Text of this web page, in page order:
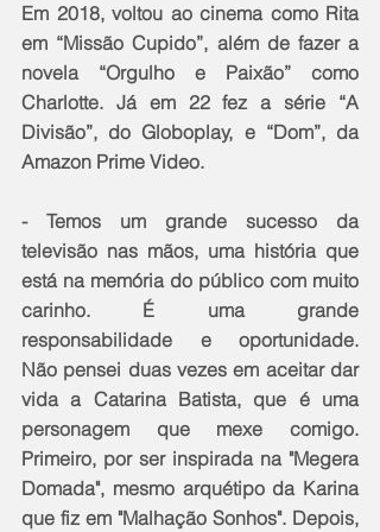
Em 2018, voltou ao cinema como Rita
em “Missão Cupido”, além de fazer a
novela “Orgulho e Paixão” como
Charlotte. Já em 22 fez a série “A
Divisão”, do Globoplay, e “Dom”, da
Amazon Prime Video.
- Temos um grande sucesso da
televisão nas mãos, uma história que
está na memória do público com muito
carinho. É uma grande
responsabilidade e oportunidade.
Não pensei duas vezes em aceitar dar
vida a Catarina Batista, que é uma
personagem que mexe comigo.
Primeiro, por ser inspirada na "Megera
Domada", mesmo arquétipo da Karina
que fiz em "Malhação Sonhos". Depois,